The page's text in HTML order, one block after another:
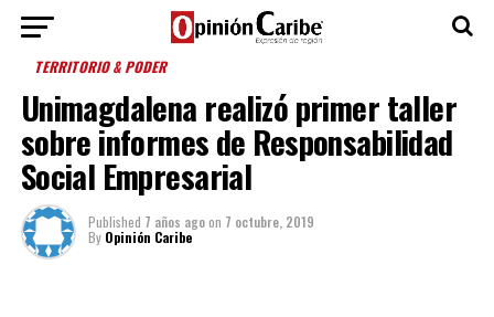
TERRITORIO & PODER
Unimagdalena realizó primer taller
sobre informes de Responsabilidad
Social Empresarial
Published 7 años agoon 7 octubre, 2019
By Opinión Caribe